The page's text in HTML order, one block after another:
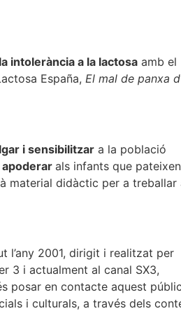
intolerància a la lactosa amb el
España, El mal de panxa
i sensibilitzar a la població
apoderar als infants que pateixen
material didàctic per a treballar
l’any 2001, dirigit i realitzat per
3 i actualment al canal SX3,
posar en contacte aquest públic
i culturals, a través dels